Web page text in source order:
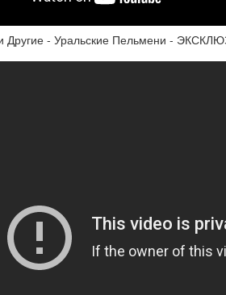
Другие - Уральские Пельмени -